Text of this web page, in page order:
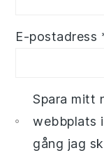
E-postadress
Spara mitt
webbplats
gång jag